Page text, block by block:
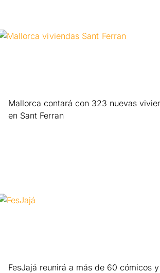
Mallorca contará con 323 nuevas
en Sant Ferran
FesJajá reunirá a más de 60 cómicos